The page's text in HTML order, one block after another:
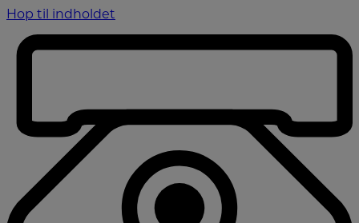
Hop til indholdet